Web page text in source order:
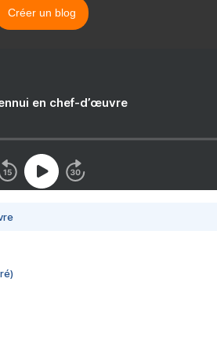
Créer un blog
en chef-d’œuvre